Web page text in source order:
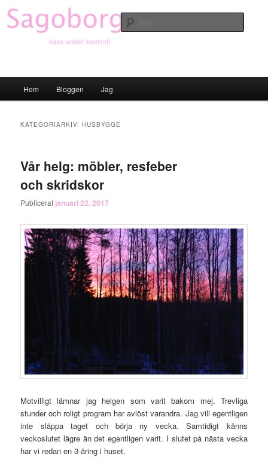
Hoppa
till
primärt
Hoppa
till
sekundärt
Hem Bloggen Jag
KATEGORIARKIV:HUSBYGGE
Vår helg: möbler, resfeber
och skridskor
Publicerat januari 22, 2017
Motvilligt lämnar jag helgen som varit bakom mej. Trevliga
stunder och roligt program har avlöst varandra. Jag vill egentligen
inte släppa taget och börja ny vecka. Samtidigt känns
veckoslutet lägre än det egentligen varit. I slutet på nästa vecka
har vi redan en 3-åring i huset.